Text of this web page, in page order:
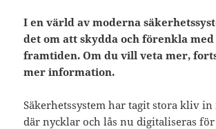
I en värld av moderna
det om att skydda och förenkla
framtiden. Om du vill veta mer,
mer information.
Säkerhetssystem har tagit stora kliv
där nycklar och lås nu digitaliseras